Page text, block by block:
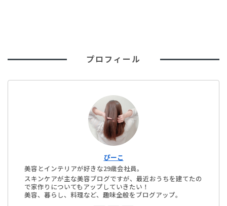
プロフィール
ぴーこ
美容とインテリアが好きな29歳会社員。
スキンケアが主な美容ブログですが、最近おうちを建てたの
で家作りについてもアップしていきたい！
美容、暮らし、料理など、趣味全般をブログアップ。